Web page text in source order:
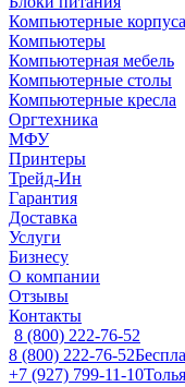
Компьютерные корпуса
Компьютеры
Компьютерная мебель
Компьютерные столы
Компьютерные кресла
Оргтехника
МФУ
Принтеры
Трейд-Ин
Гарантия
Доставка
Услуги
Бизнесу
О компании
Отзывы
Контакты
8 (800) 222-76-52
8 (800) 222-76-52
+7 (927) 799-11-10